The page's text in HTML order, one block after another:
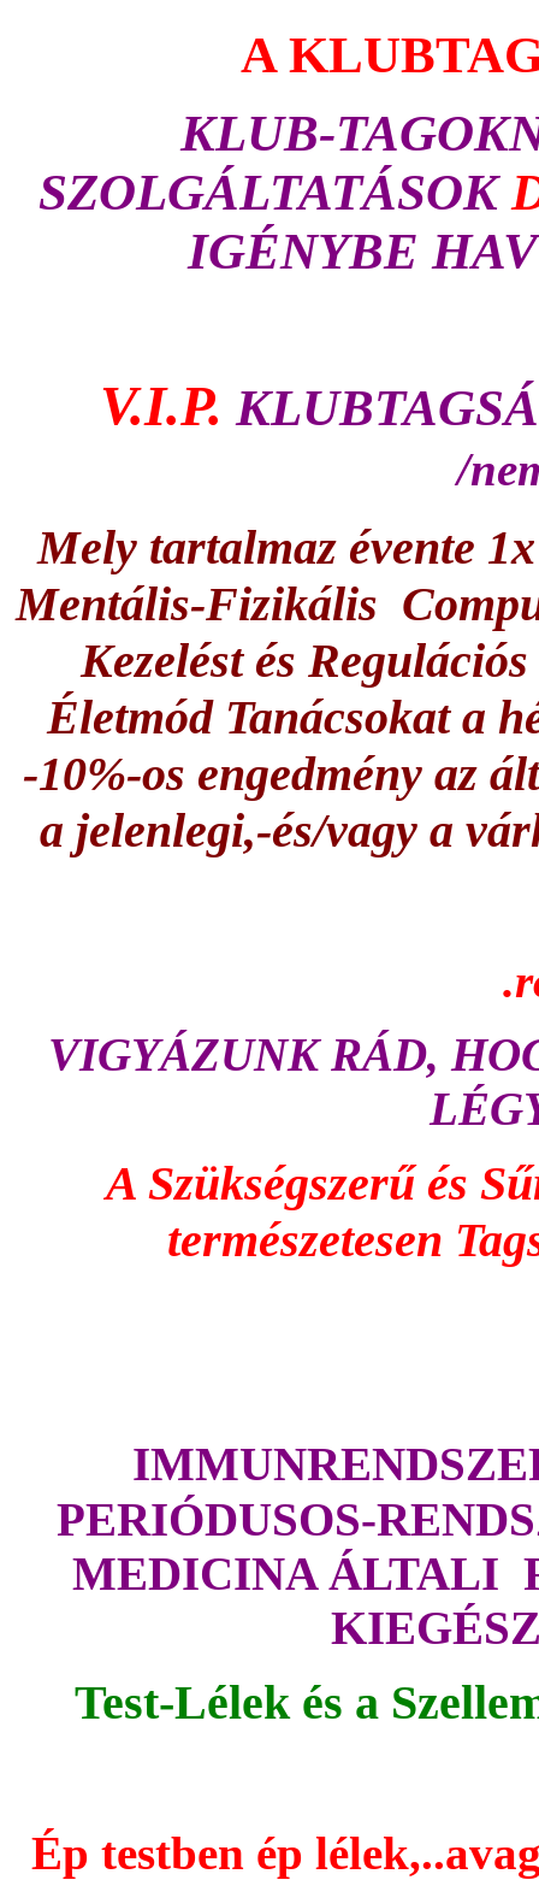
A
KLUB-
SZOLGÁLTATÁSOK
IGÉNYBE
V.I.P.
/
Mely tartalmaz évente
Mentális-Fizikális
Kezelést és
Életmód Tanácsokat a
-10%-os engedmény az
a jelenlegi,-és/vagy a
VIGYÁZUNK RÁD,
A Szükségszerű és
természetesen
PERIÓDUSOS-
MEDICINA ÁLTALI
Test-Lélek és a
Ép testben ép